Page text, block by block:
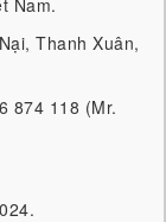
Thanh Xuân,
874 118 (Mr.